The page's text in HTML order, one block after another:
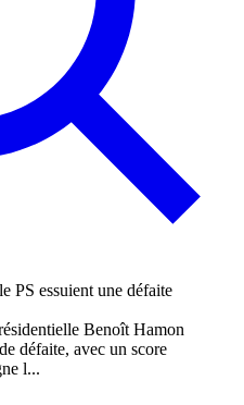
Benoît Hamon
défaite, avec un score
l...